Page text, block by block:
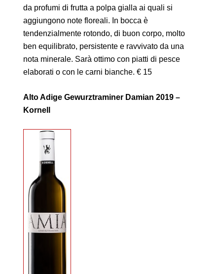
da profumi di frutta a polpa gialla ai quali si
aggiungono note floreali. In bocca è
tendenzialmente rotondo, di buon corpo, molto
ben equilibrato, persistente e ravvivato da una
nota minerale. Sarà ottimo con piatti di pesce
elaborati o con le carni bianche. € 15
Alto Adige Gewurztraminer Damian 2019 –
Kornell